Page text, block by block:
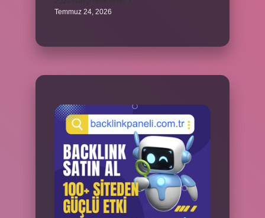
Temmuz 24, 2026